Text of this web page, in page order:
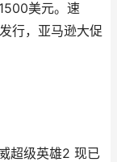
美元。速
行，亚马逊大促
超级英雄2 现已